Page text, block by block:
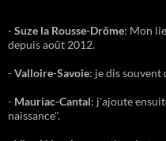
-Suze la Rousse-Drôme: Mon
depuis août 2012.
-Valloire-Savoie: je dis souvent
- Mauriac-Cantal: j'ajoute
naissance".